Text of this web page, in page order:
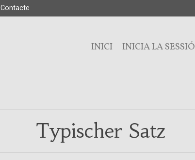
Contacte
INICI INICIA LA SESSIÓ
Typischer Satz